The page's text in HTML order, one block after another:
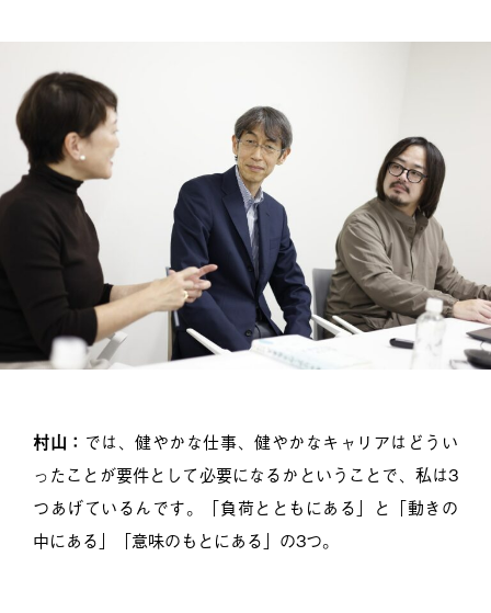
村山： では、健やかな仕事、健やかなキャリアはどうい
ったことが要件として必要になるかということで、私は3
つあげているんです。「負荷とともにある」と「動きの
中にある」「意味のもとにある」の3つ。